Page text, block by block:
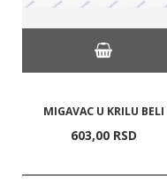
MIGAVAC U KRILU BELI
603,00 RSD